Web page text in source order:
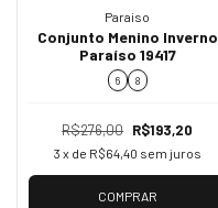
Paraiso
Conjunto Menino Inverno
Paraíso 19417
6 8
R$276,00 R$193,20
3 x de R$64,40 sem juros
COMPRAR